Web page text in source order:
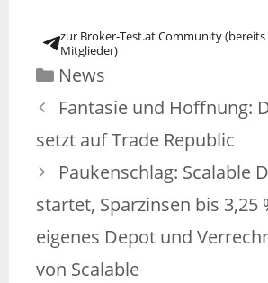
zur Broker-Test.at Community (bereits
Mitglieder)
News
Fantasie und Hoffnung:
setzt auf Trade Republic
Paukenschlag: Scalable
startet, Sparzinsen bis 3,25
eigenes Depot und
von Scalable